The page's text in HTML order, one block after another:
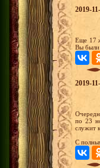
2019-
Еще 17
Вы были
2019-
по 23
служит
С